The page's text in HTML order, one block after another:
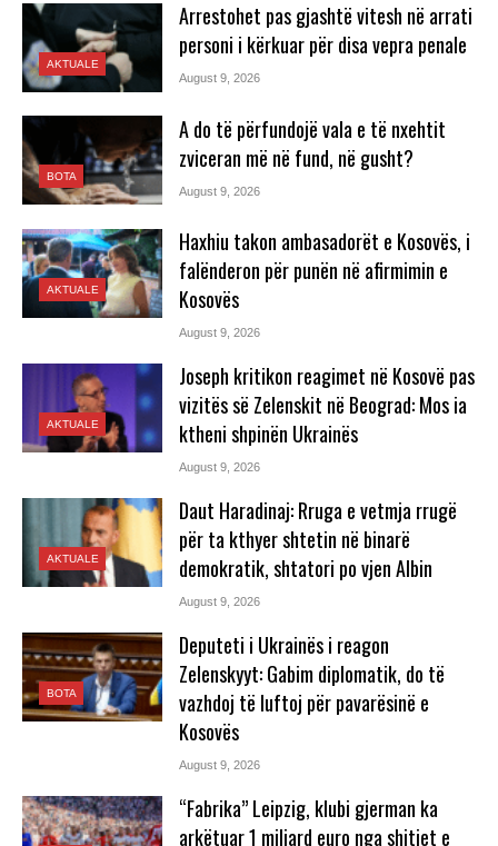
AKTUALE
Arrestohet pas gjashtë vitesh në arrati
personi i kërkuar për disa vepra penale
August 9, 2026
BOTA
A do të përfundojë vala e të nxehtit
zviceran më në fund, në gusht?
August 9, 2026
AKTUALE
Haxhiu takon ambasadorët e Kosovës, i
falënderon për punën në afirmimin e
Kosovës
August 9, 2026
AKTUALE
Joseph kritikon reagimet në Kosovë pas
vizitës së Zelenskit në Beograd: Mos ia
ktheni shpinën Ukrainës
August 9, 2026
AKTUALE
Daut Haradinaj: Rruga e vetmja rrugë
për ta kthyer shtetin në binarë
demokratik, shtatori po vjen Albin
August 9, 2026
BOTA
Deputeti i Ukrainës i reagon
Zelenskyyt: Gabim diplomatik, do të
vazhdoj të luftoj për pavarësinë e
Kosovës
August 9, 2026
“Fabrika” Leipzig, klubi gjerman ka
arkëtuar 1 miliard euro nga shitjet e